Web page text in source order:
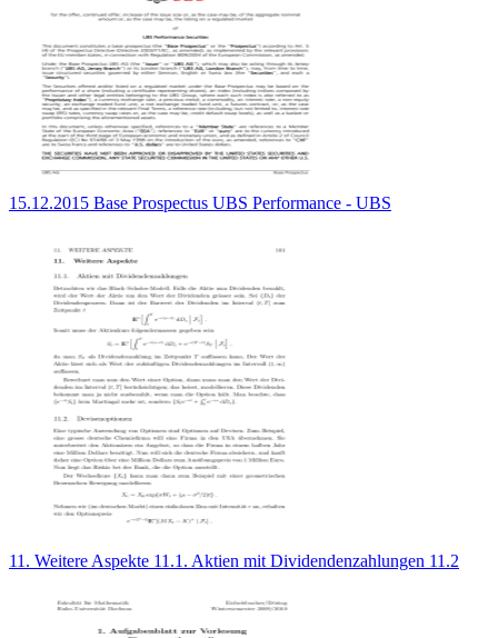
15.12.2015 Base Prospectus UBS Performance - UBS
11. Weitere Aspekte 11.1. Aktien mit Dividendenzahlungen 11.2